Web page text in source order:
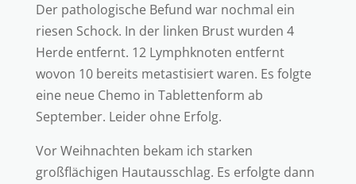
Der pathologische Befund war nochmal ein
riesen Schock. In der linken Brust wurden 4
Herde entfernt. 12 Lymphknoten entfernt
wovon 10 bereits metastisiert waren. Es folgte
eine neue Chemo in Tablettenform ab
September. Leider ohne Erfolg.
Vor Weihnachten bekam ich starken
großflächigen Hautausschlag. Es erfolgte dann